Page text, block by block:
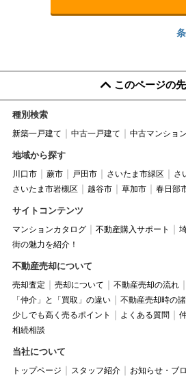
このページの
種別検索
新築一戸建て 中古一戸建て 中古マンション
地域から探す
川口市 蕨市 戸田市 さいたま市緑区
さ
さいたま市岩槻区
越谷市 草加市 春日部
サイトコンテンツ
マンションカタログ 不動産購入サポート
街の魅力を紹介！
不動産売却について
売却査定 売却について
不動産売却の流れ
「仲介」と「買取」の違い
不動産売却時の
少しでも高く売るポイント
よくある質問
相続相談
当社について
トップページ スタッフ紹介 お知らせ・ブ